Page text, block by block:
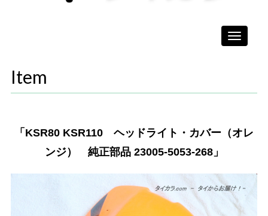
Toggle
Item
「KSR80 KSR110 ヘッドライト・カバー（オレ
ンジ） 純正部品 23005-5053-268」